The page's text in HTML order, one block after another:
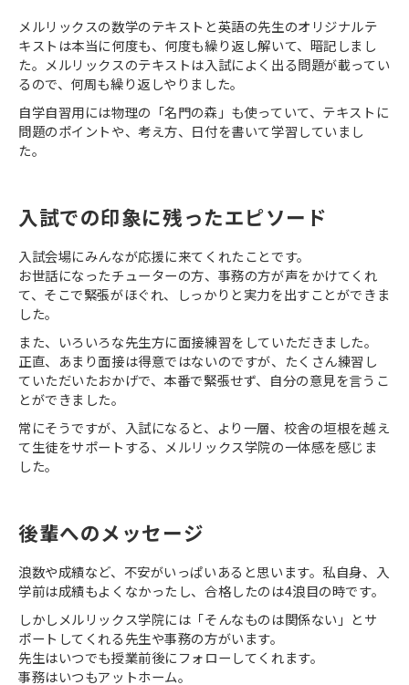
メルリックスの数学のテキストと英語の先生のオリジナルテ
キストは本当に何度も、何度も繰り返し解いて、暗記しまし
た。メルリックスのテキストは入試によく出る問題が載ってい
るので、何周も繰り返しやりました。
自学自習用には物理の「名門の森」も使っていて、テキストに
問題のポイントや、考え方、日付を書いて学習していまし
た。
入試での印象に残ったエピソード
入試会場にみんなが応援に来てくれたことです。
お世話になったチューターの方、事務の方が声をかけてくれ
て、そこで緊張がほぐれ、しっかりと実力を出すことができま
した。
また、いろいろな先生方に面接練習をしていただきました。
正直、あまり面接は得意ではないのですが、たくさん練習し
ていただいたおかげで、本番で緊張せず、自分の意見を言うこ
とができました。
常にそうですが、入試になると、より一層、校舎の垣根を越え
て生徒をサポートする、メルリックス学院の一体感を感じま
した。
後輩へのメッセージ
浪数や成績など、不安がいっぱいあると思います。私自身、入
学前は成績もよくなかったし、合格したのは4浪目の時です。
しかしメルリックス学院には「そんなものは関係ない」とサ
ポートしてくれる先生や事務の方がいます。
先生はいつでも授業前後にフォローしてくれます。
事務はいつもアットホーム。